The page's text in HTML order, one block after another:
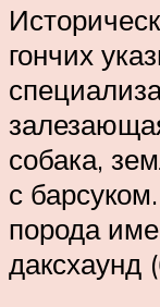
гончих
собака,
с
порода
даксхаунд